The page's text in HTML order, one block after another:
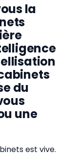
la
du
une
est vive.